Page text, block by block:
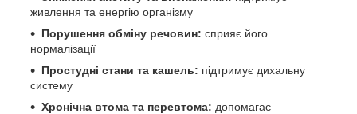
живлення та енергію організму
Порушення обміну речовин: сприяє його
нормалізації
Простудні стани та кашель: підтримує дихальну
систему
Хронічна втома та перевтома: допомагає